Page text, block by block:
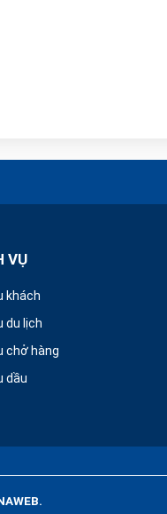
VỤ
khách
du lịch
chở hàng
dầu